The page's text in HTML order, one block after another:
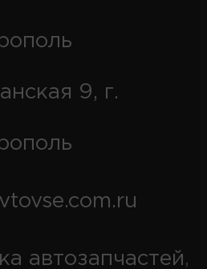
9, г.
автозапчастей,